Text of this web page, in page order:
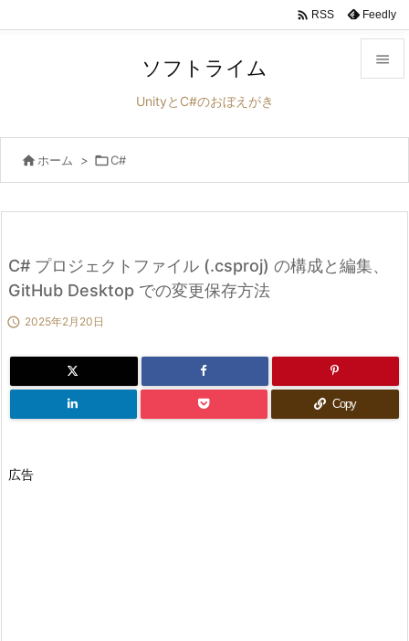


前へ
 RSS Feedly
ソフトライム
UnityとC#のおぼえがき
 ホーム > C#
C# プロジェクトファイル (.csproj) の構成と編集、
GitHub Desktop での変更保存方法
 2025年2月20日
Copy
広告